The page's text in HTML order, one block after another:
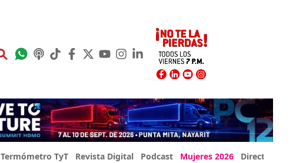
Termómetro TyT Revista Digital Podcast Mujeres 2026 Directorio Expo